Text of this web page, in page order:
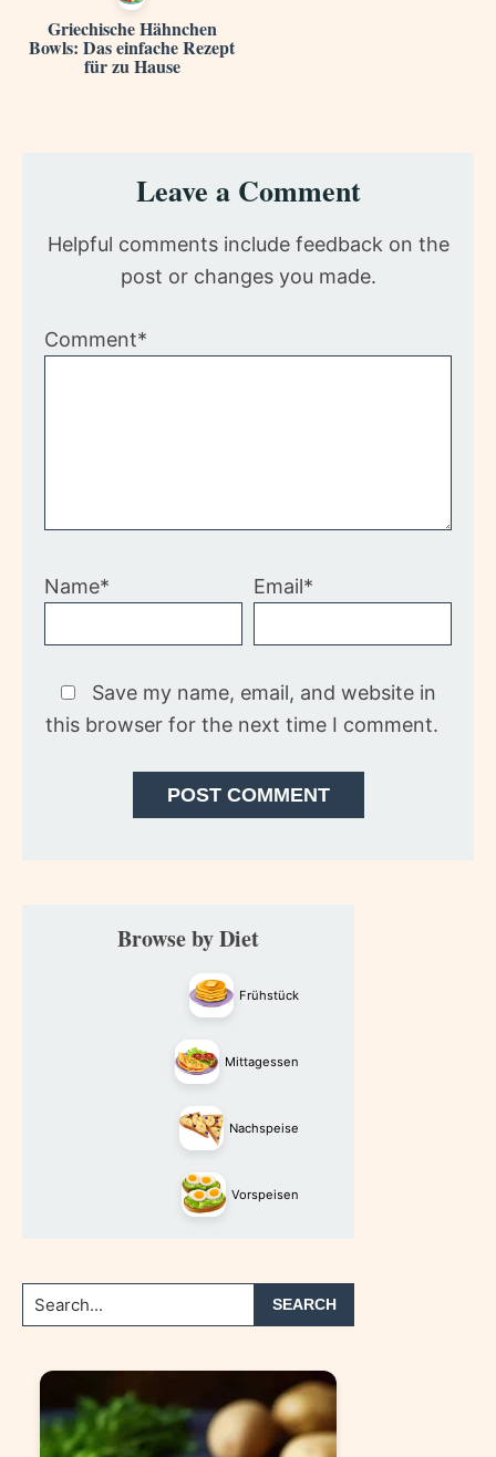
Griechische Hähnchen
Bowls: Das einfache Rezept
für zu Hause
InteractionsLeave a Comment
Helpful comments include feedback on the
post or changes you made.
Comment*
Name* Email*
Save my name, email, and website in
this browser for the next time I comment.
Primary
SidebarBrowse by Diet
Frühstück
Mittagessen
Nachspeise
Vorspeisen
Search...